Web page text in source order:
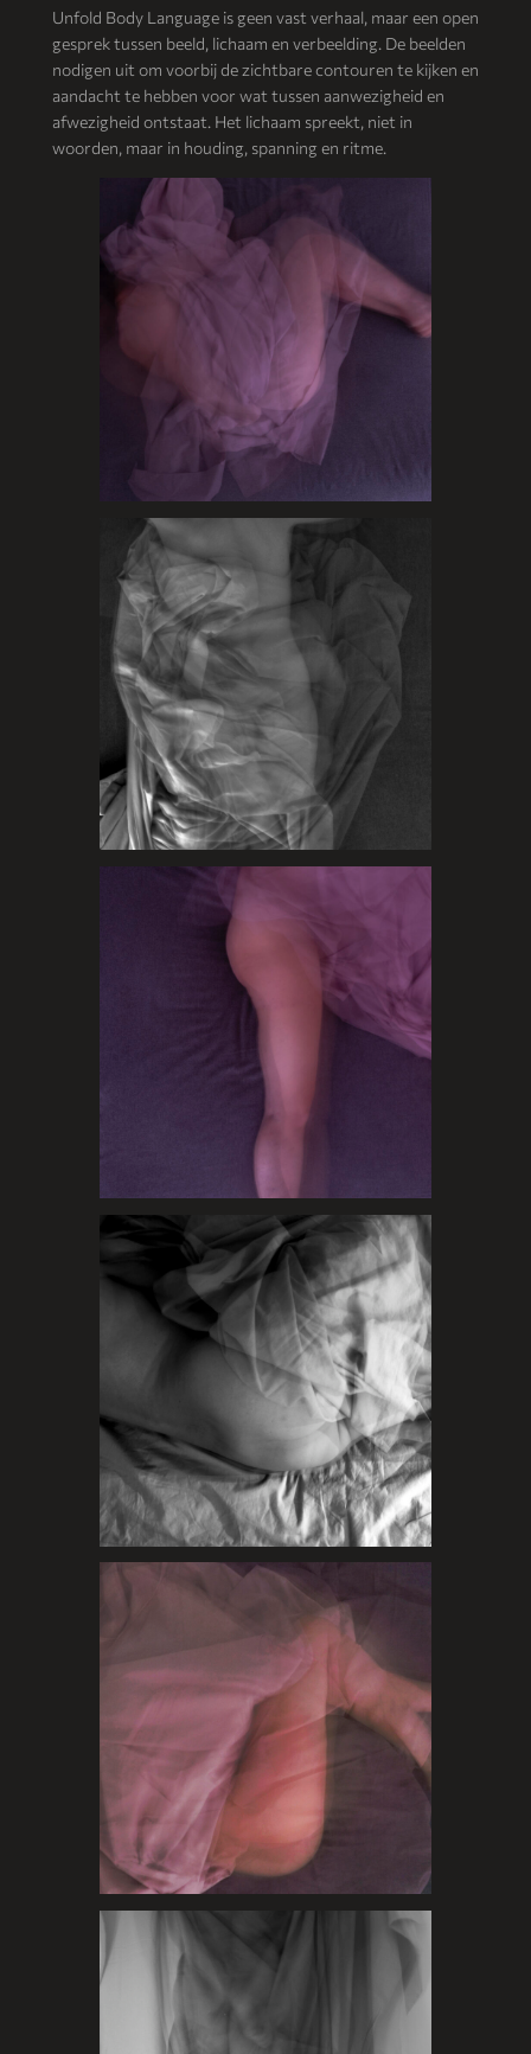
Unfold Body Language is geen vast verhaal, maar een open
gesprek tussen beeld, lichaam en verbeelding. De beelden
nodigen uit om voorbij de zichtbare contouren te kijken en
aandacht te hebben voor wat tussen aanwezigheid en
afwezigheid ontstaat. Het lichaam spreekt, niet in
woorden, maar in houding, spanning en ritme.